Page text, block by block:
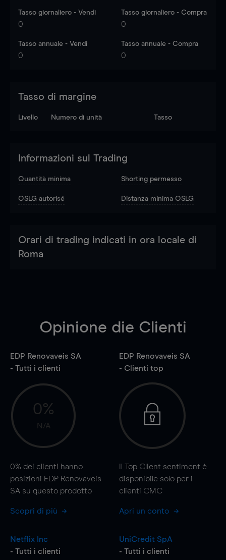
Tasso giornaliero - Vendi
0
Tasso giornaliero - Compra
0
Tasso annuale - Vendi
0
Tasso annuale - Compra
0
Tasso di margine
Livello Numero di unità Tasso
Informazioni sul Trading
Quantità minima Shorting permesso
OSLG autorisé Distanza minima OSLG
Orari di trading indicati in ora locale di
Roma
Opinione die Clienti
EDP Renovaveis SA
- Tutti i clienti
0%
N/A
0% dei clienti hanno
posizioni EDP Renovaveis
SA su questo prodotto
Scopri di più
EDP Renovaveis SA
- Clienti top
Il Top Client sentiment è
disponibile solo per i
clienti CMC
Apri un conto
Netflix Inc
- Tutti i clienti
UniCredit SpA
- Tutti i clienti